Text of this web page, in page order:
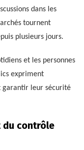
dans les
tournent
plusieurs jours.
et les personnes
expriment
garantir leur sécurité
du contrôle